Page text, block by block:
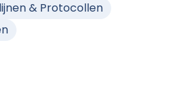
& Protocollen